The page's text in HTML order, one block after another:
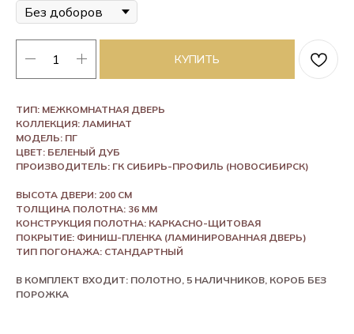
КУПИТЬ
ТИП: МЕЖКОМНАТНАЯ ДВЕРЬ
КОЛЛЕКЦИЯ: ЛАМИНАТ
МОДЕЛЬ: ПГ
ЦВЕТ: БЕЛЕНЫЙ ДУБ
ПРОИЗВОДИТЕЛЬ: ГК СИБИРЬ-ПРОФИЛЬ (НОВОСИБИРСК)
ВЫСОТА ДВЕРИ: 200 СМ
ТОЛЩИНА ПОЛОТНА: 36 ММ
КОНСТРУКЦИЯ ПОЛОТНА: КАРКАСНО-ЩИТОВАЯ
ПОКРЫТИЕ: ФИНИШ-ПЛЕНКА (ЛАМИНИРОВАННАЯ ДВЕРЬ)
ТИП ПОГОНАЖА: СТАНДАРТНЫЙ
В КОМПЛЕКТ ВХОДИТ: ПОЛОТНО, 5 НАЛИЧНИКОВ, КОРОБ БЕЗ
ПОРОЖКА